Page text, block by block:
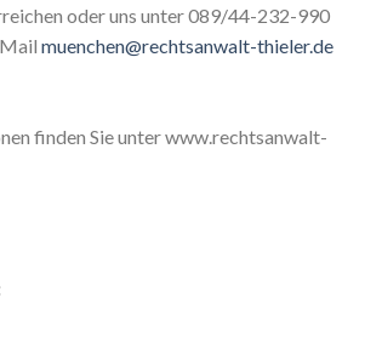
oder uns unter 089/44-232-990
muenchen@rechtsanwalt-thieler.de
finden Sie unter www.rechtsanwalt-